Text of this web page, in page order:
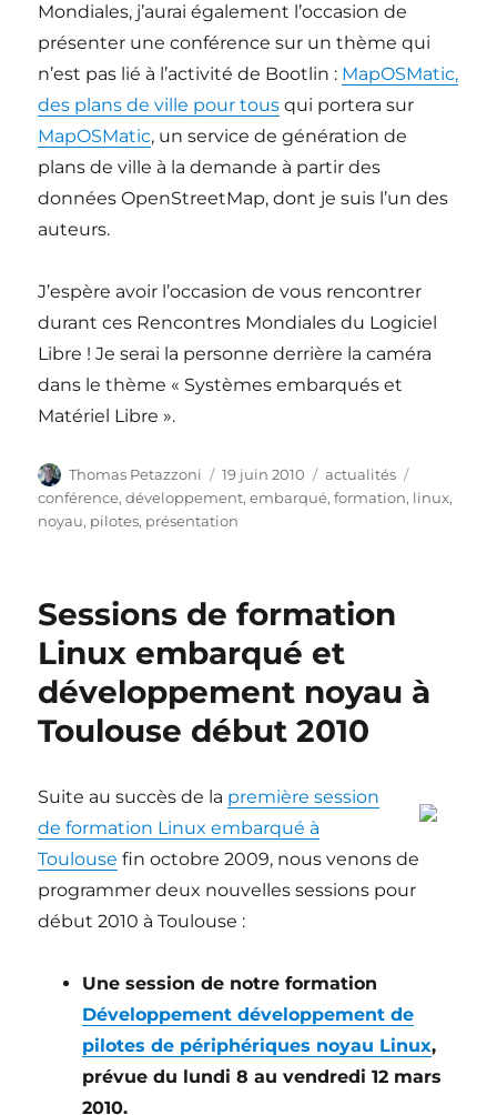
Mondiales, j’aurai également l’occasion de
présenter une conférence sur un thème qui
n’est pas lié à l’activité de Bootlin : MapOSMatic,
des plans de ville pour tous qui portera sur
MapOSMatic, un service de génération de
plans de ville à la demande à partir des
données OpenStreetMap, dont je suis l’un des
auteurs.
J’espère avoir l’occasion de vous rencontrer
durant ces Rencontres Mondiales du Logiciel
Libre ! Je serai la personne derrière la caméra
dans le thème « Systèmes embarqués et
Matériel Libre ».
Auteur
Thomas Petazzoni
Publié
le
19 juin 2010 Catégories
actualités
conférence,développement,embarqué,formation, linux,
noyau, pilotes, présentation
Sessions de formation
Linux embarqué et
développement noyau à
Toulouse début 2010
Suite au succès de la première session
de formation Linux embarqué à
Toulouse fin octobre 2009, nous venons de
programmer deux nouvelles sessions pour
début 2010 à Toulouse :
Une session de notre formation
Développement développement de
pilotes de périphériques noyau Linux,
prévue du lundi 8 au vendredi 12 mars
2010.